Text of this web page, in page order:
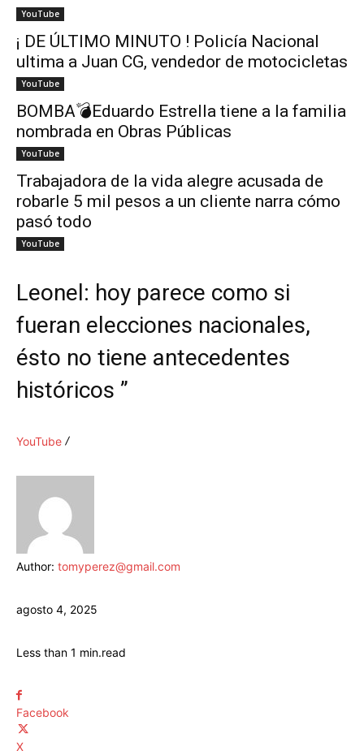
YouTube
¡ DE ÚLTIMO MINUTO ! Policía Nacional
ultima a Juan CG, vendedor de motocicletas
YouTube
BOMBA💣Eduardo Estrella tiene a la familia
nombrada en Obras Públicas
YouTube
Trabajadora de la vida alegre acusada de
robarle 5 mil pesos a un cliente narra cómo
pasó todo
YouTube
Leonel: hoy parece como si
fueran elecciones nacionales,
ésto no tiene antecedentes
históricos ”
YouTube
Author: tomyperez@gmail.com
agosto 4, 2025
Less than 1 min.read
Facebook
X